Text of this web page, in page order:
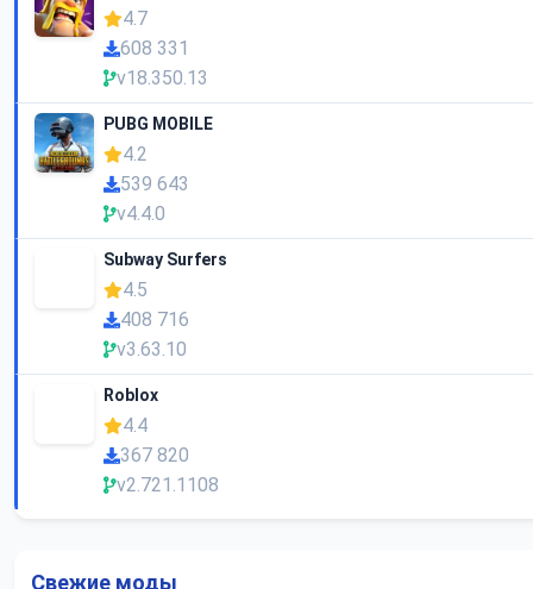
4.7
608 331
v18.350.13
PUBG MOBILE
4.2
539 643
v4.4.0
Subway Surfers
4.5
408 716
v3.63.10
Roblox
4.4
367 820
v2.721.1108
Свежие моды